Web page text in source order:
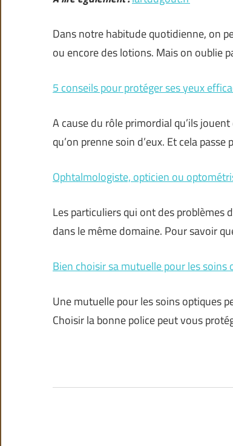
Dans notre habitude quotidienne, on
ou encore des lotions. Mais on oublie
5 conseils pour protéger ses yeux
A cause du rôle primordial qu’ils
qu’on prenne soin d’eux. Et cela
Ophtalmologiste, opticien ou
Les particuliers qui ont des
dans le même domaine. Pour savoir
Bien choisir sa mutuelle pour les soins
Une mutuelle pour les soins optiques
Choisir la bonne police peut vous